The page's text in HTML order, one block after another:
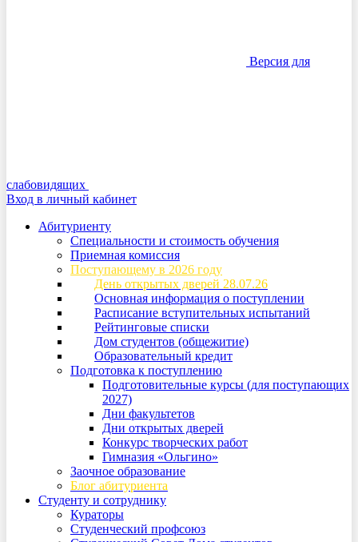
Версия для
слабовидящих
Вход в личный кабинет
Абитуриенту
Специальности и стоимость обучения
Приемная комиссия
Поступающему в 2026 году
День открытых дверей 28.07.26
Основная информация о поступлении
Расписание вступительных испытаний
Рейтинговые списки
Дом студентов (общежитие)
Образовательный кредит
Подготовка к поступлению
Подготовительные курсы (для поступающих
2027)
Дни факультетов
Дни открытых дверей
Конкурс творческих работ
Гимназия «Ольгино»
Заочное образование
Блог абитуриента
Студенту и сотруднику
Кураторы
Студенческий профсоюз